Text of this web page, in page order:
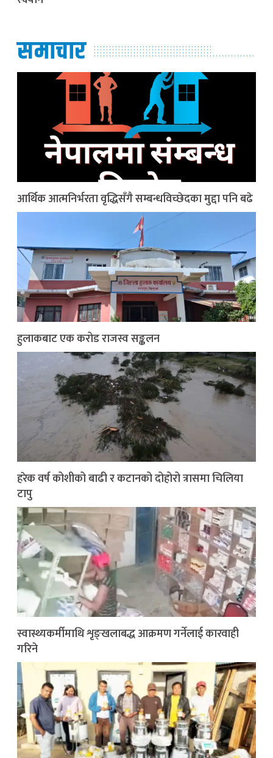
समाचार
आर्थिक आत्मनिर्भरता वृद्धिसँगै सम्बन्धविच्छेदका मुद्दा पनि बढे
हुलाकबाट एक करोड राजस्व सङ्कलन
हरेक वर्ष कोशीको बाढी र कटानको दोहोरो त्रासमा चिलिया
टापु
स्वास्थ्यकर्मीमाथि शृङ्खलाबद्ध आक्रमण गर्नेलाई कारवाही
गरिने